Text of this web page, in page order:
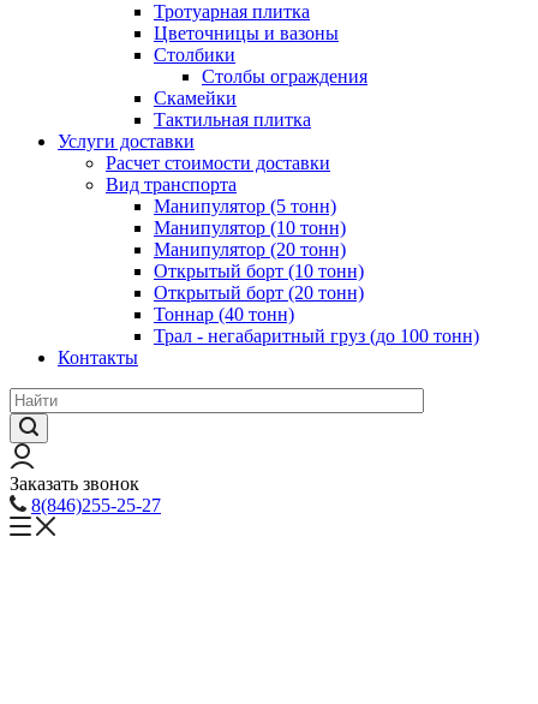
Тротуарная плитка
Цветочницы и вазоны
Столбики
Столбы ограждения
Скамейки
Тактильная плитка
Услуги доставки
Расчет стоимости доставки
Вид транспорта
Манипулятор (5 тонн)
Манипулятор (10 тонн)
Манипулятор (20 тонн)
Открытый борт (10 тонн)
Открытый борт (20 тонн)
Тоннар (40 тонн)
Трал - негабаритный груз (до 100 тонн)
Контакты
Заказать звонок
8(846)255-25-27